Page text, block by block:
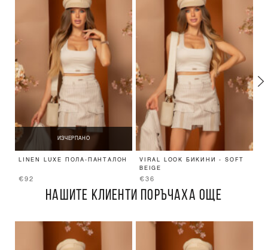
ИЗЧЕРПАНО
LINEN LUXE ПОЛА-ПАНТАЛОН
€92
VIRAL LOOK БИКИНИ - SOFT
BEIGE
€36
НАШИТЕ КЛИЕНТИ ПОРЪЧАХА ОЩЕ